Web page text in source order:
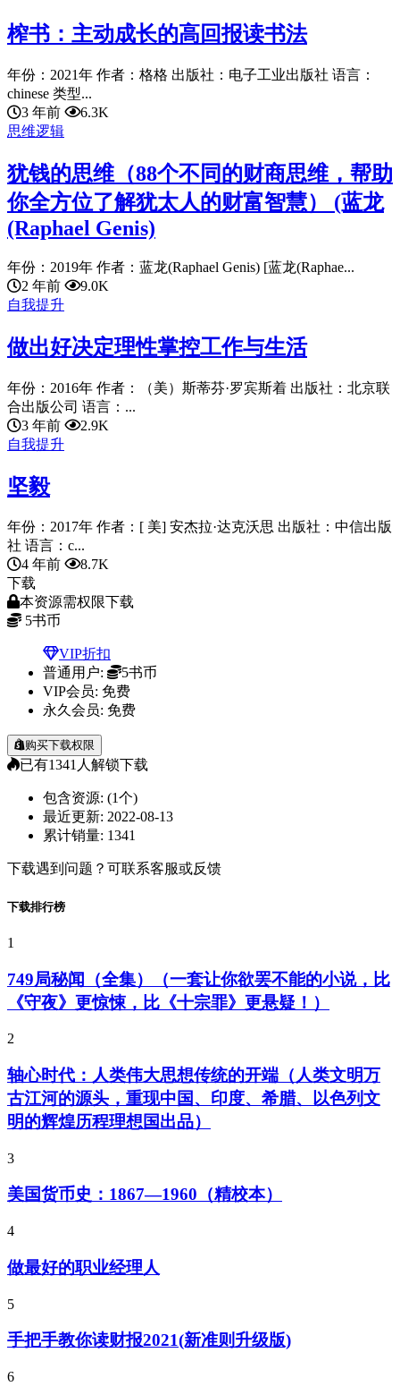
榨书：主动成长的高回报读书法
年份：2021年 作者：格格 出版社：电子工业出版社 语言：
chinese 类型...
3 年前
6.3K
思维逻辑
犹钱的思维（88个不同的财商思维，帮助
你全方位了解犹太人的财富智慧） (蓝龙
(Raphael Genis)
年份：2019年 作者：蓝龙(Raphael Genis) [蓝龙(Raphae...
2 年前
9.0K
自我提升
做出好决定理性掌控工作与生活
年份：2016年 作者：（美）斯蒂芬·罗宾斯着 出版社：北京联
合出版公司 语言：...
3 年前
2.9K
自我提升
坚毅
年份：2017年 作者：[ 美] 安杰拉·达克沃思 出版社：中信出版
社 语言：c...
4 年前
8.7K
下载
本资源需权限下载
5书币
VIP折扣
普通用户:
5书币
VIP会员: 免费
永久会员: 免费
购买下载权限
已有1341人解锁下载
包含资源: (1个)
最近更新: 2022-08-13
累计销量: 1341
下载遇到问题？可联系客服或反馈
下载排行榜
1
749局秘闻（全集）（一套让你欲罢不能的小说，比
《守夜》更惊悚，比《十宗罪》更悬疑！）
2
轴心时代：人类伟大思想传统的开端（人类文明万
古江河的源头，重现中国、印度、希腊、以色列文
明的辉煌历程理想国出品）
3
美国货币史：1867—1960（精校本）
4
做最好的职业经理人
5
手把手教你读财报2021(新准则升级版)
6